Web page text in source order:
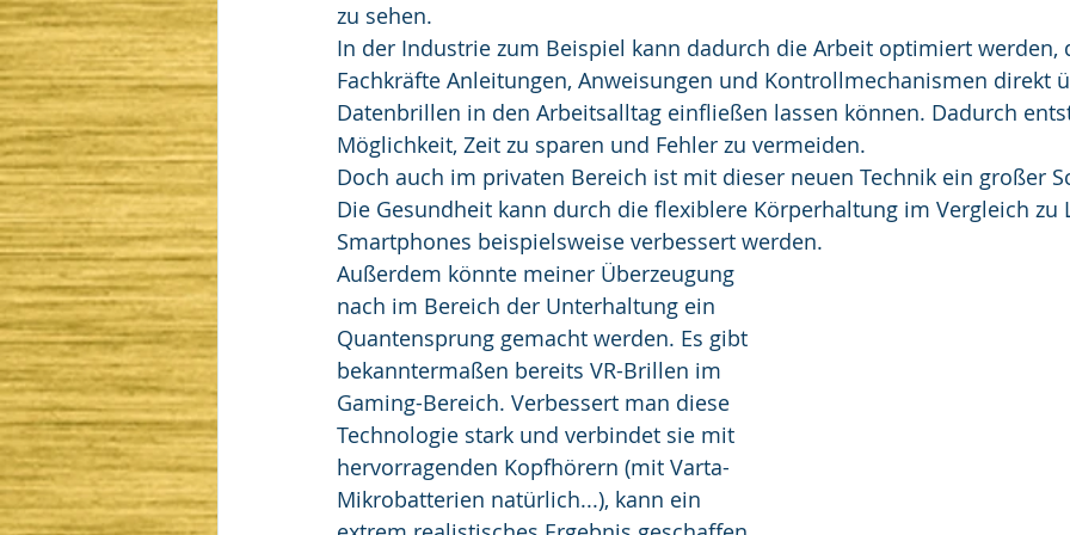
zu sehen.
In der Industrie zum Beispiel kann dadurch die Arbeit optimiert werden,
Fachkräfte Anleitungen, Anweisungen und Kontrollmechanismen direkt
Datenbrillen in den Arbeitsalltag einfließen lassen können. Dadurch
Möglichkeit, Zeit zu sparen und Fehler zu vermeiden.
Doch auch im privaten Bereich ist mit dieser neuen Technik ein großer
Die Gesundheit kann durch die flexiblere Körperhaltung im Vergleich
Smartphones beispielsweise verbessert werden.
Außerdem könnte meiner Überzeugung
nach im Bereich der Unterhaltung ein
Quantensprung gemacht werden. Es gibt
bekanntermaßen bereits VR-Brillen im
Gaming-Bereich. Verbessert man diese
Technologie stark und verbindet sie mit
hervorragenden Kopfhörern (mit Varta-
Mikrobatterien natürlich...), kann ein